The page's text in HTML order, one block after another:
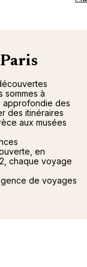
sommes à
approfondie des
des itinéraires
aux musées
en
chaque voyage
de voyages